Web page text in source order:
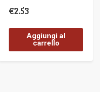
€2.53
Aggiungi al
carrello